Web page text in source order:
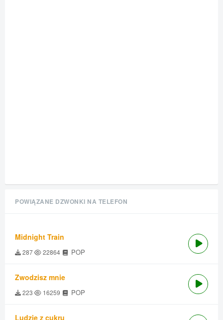
POWIĄZANE DZWONKI NA TELEFON
Midnight Train
287 22864 POP
Zwodzisz mnie
223 16259 POP
Ludzie z cukru